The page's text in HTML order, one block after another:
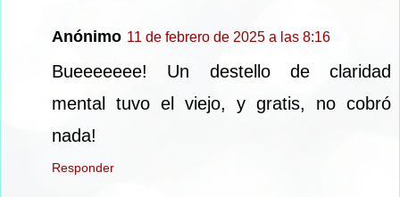
Anónimo 11 de febrero de 2025 a las 8:16
Bueeeeeee! Un destello de claridad
mental tuvo el viejo, y gratis, no cobró
nada!
Responder